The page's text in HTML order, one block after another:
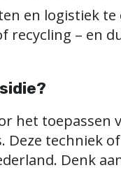
en logistiek
recycling – en
het
Deze techniek
Denk